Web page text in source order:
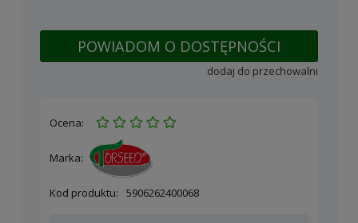
POWIADOM O DOSTĘPNOŚCI
dodaj do przechowalni
Ocena:
Marka:
Kod produktu: 5906262400068